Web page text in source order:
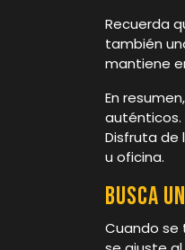
Recuerda
también
mantiene
En
auténticos.
Disfruta de
u oficina.
Busca
Cuando se